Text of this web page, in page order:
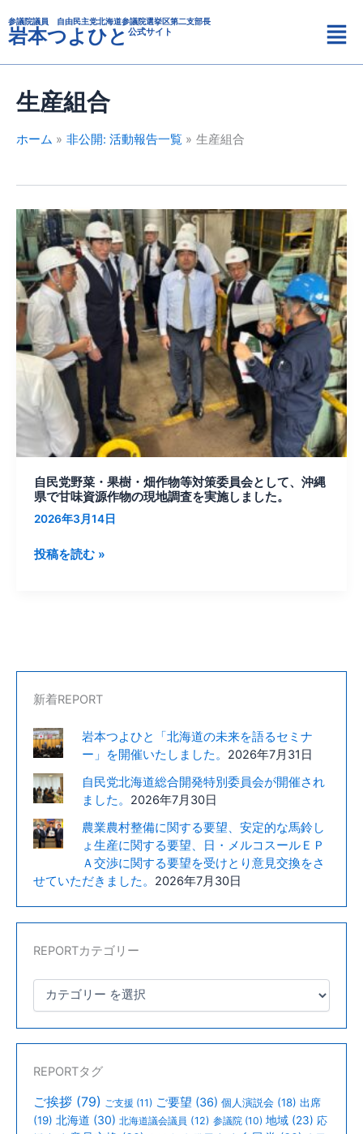
容
を
ス
参議院議員 自由民主党北海道参議院選挙区第二支部長
岩本つよひと 公式サイト
メ
ニ
ュ
生産組合
ホーム 非公開: 活動報告一覧 生産組合
自民党野菜・果樹・畑作物等対策委員会として、沖縄
県で甘味資源作物の現地調査を実施しました。
2026年3月14日
自
民
党
野
菜・
果
樹・
畑
作
物
等
員
し
資
作
物
の
現
地
調
を
ま
し
た。
投稿を読む »
新着REPORT
岩本つよひと「北海道の未来を語るセミナ
ー」を開催いたしました。
2026年7月31日
自民党北海道総合開発特別委員会が開催され
ました。
2026年7月30日
農業農村整備に関する要望、安定的な馬鈴し
ょ生産に関する要望、日・メルコスールＥＰ
Ａ交渉に関する要望を受けとり意見交換をさ
せていただきました。 2026年7月30日
REPORTカテゴリー
テ
ゴ
REPORTタグ
ご挨拶 (79) ご支援 (11) ご要望 (36) 個人演説会 (18) 出席
(19) 北海道 (30) 北海道議会議員 (12) 参議院 (10) 地域 (23) 応